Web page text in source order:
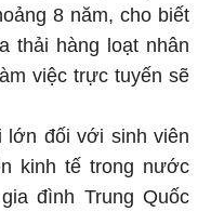
8 năm, cho biết
thải hàng loạt nhân
việc trực tuyến sẽ
lớn đối với sinh viên
kinh tế trong nước
đình Trung Quốc